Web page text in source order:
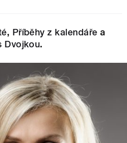
, Příběhy z kalendáře a
Dvojkou.